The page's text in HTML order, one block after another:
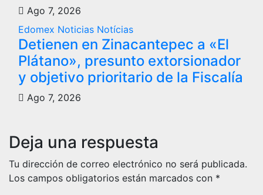
Ago 7, 2026
Edomex Noticias Notícias
Detienen en Zinacantepec a «El
Plátano», presunto extorsionador
y objetivo prioritario de la Fiscalía
Ago 7, 2026
Deja una respuesta
Tu dirección de correo electrónico no será publicada.
Los campos obligatorios están marcados con *